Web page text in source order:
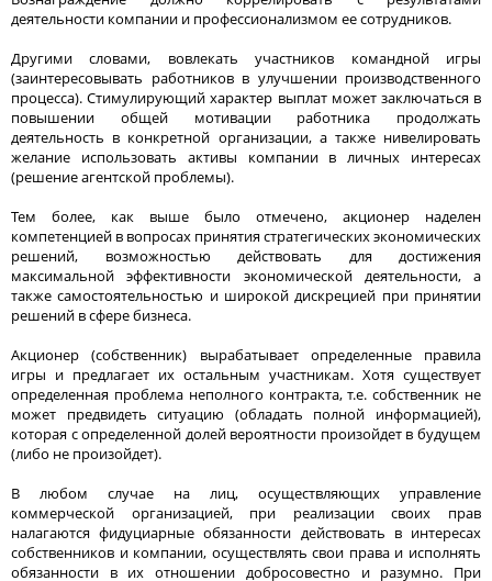
деятельности компании и профессионализмом ее сотрудников.
Другими словами, вовлекать участников командной игры
(заинтересовывать работников в улучшении производственного
процесса). Стимулирующий характер выплат может заключаться в
повышении общей мотивации работника продолжать
деятельность в конкретной организации, а также нивелировать
желание использовать активы компании в личных интересах
(решение агентской проблемы).
Тем более, как выше было отмечено, акционер наделен
компетенцией в вопросах принятия стратегических экономических
решений, возможностью действовать для достижения
максимальной эффективности экономической деятельности, а
также самостоятельностью и широкой дискрецией при принятии
решений в сфере бизнеса.
Акционер (собственник) вырабатывает определенные правила
игры и предлагает их остальным участникам. Хотя существует
определенная проблема неполного контракта, т.е. собственник не
может предвидеть ситуацию (обладать полной информацией),
которая с определенной долей вероятности произойдет в будущем
(либо не произойдет).
В любом случае на лиц, осуществляющих управление
коммерческой организацией, при реализации своих прав
налагаются фидуциарные обязанности действовать в интересах
собственников и компании, осуществлять свои права и исполнять
обязанности в их отношении добросовестно и разумно. При